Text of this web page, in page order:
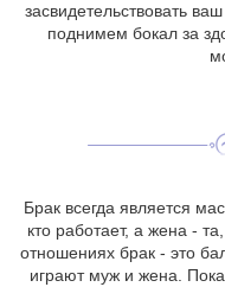
засвидетельствовать
поднимем бокал за
Брак всегда является
кто работает, а жена -
отношениях брак - это
играют муж и жена.